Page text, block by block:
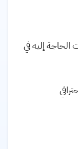
إليه في